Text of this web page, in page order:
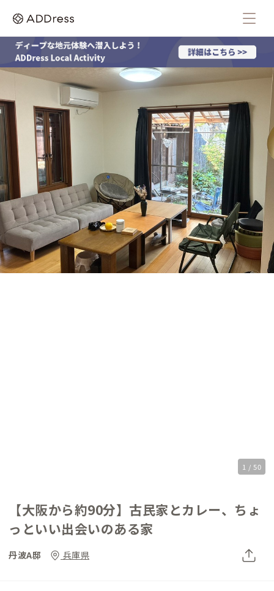
1 / 50
【大阪から約90分】古民家とカレー、ちょ
っといい出会いのある家
丹波A邸 兵庫県